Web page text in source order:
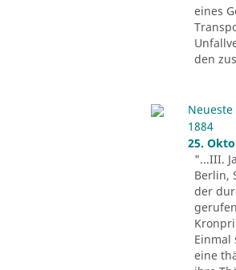
eines
den
1884
25.
"...III.
Berlin,
der
Einmal
eine